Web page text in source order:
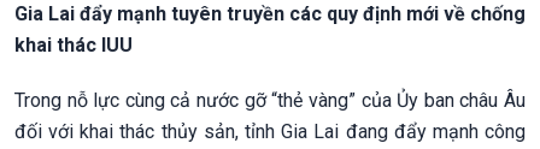
Gia Lai đẩy mạnh tuyên truyền các quy định mới về chống
khai thác IUU
Trong nỗ lực cùng cả nước gỡ “thẻ vàng” của Ủy ban châu Âu
đối với khai thác thủy sản, tỉnh Gia Lai đang đẩy mạnh công